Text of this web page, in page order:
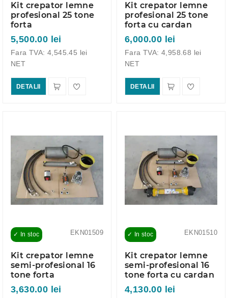
Kit crepator lemne
profesional 25 tone
forta
5,500.00 lei
Fara TVA: 4,545.45 lei
NET
DETALII
Kit crepator lemne
profesional 25 tone
forta cu cardan
6,000.00 lei
Fara TVA: 4,958.68 lei
NET
DETALII
EKN01509
✓ In stoc
Kit crepator lemne
semi-profesional 16
tone forta
3,630.00 lei
EKN01510
✓ In stoc
Kit crepator lemne
semi-profesional 16
tone forta cu cardan
4,130.00 lei